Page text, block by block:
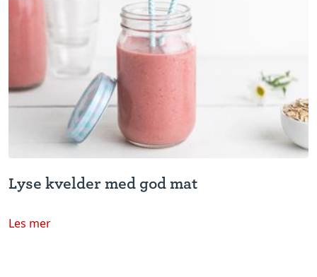
Lyse kvelder med god mat
Les mer